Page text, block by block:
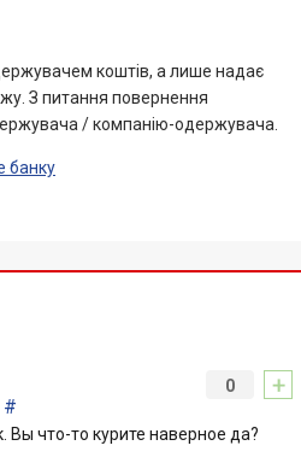
коштів, а лише надає
З питання повернення
/ компанію-одержувача.
банку
+
0
#
Вы что-то курите наверное да?